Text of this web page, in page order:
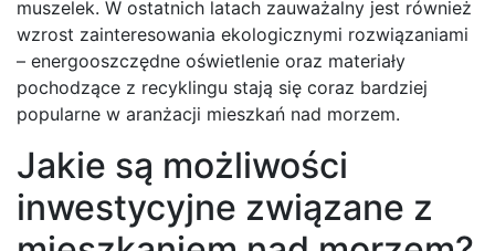
muszelek. W ostatnich latach zauważalny jest również
wzrost zainteresowania ekologicznymi rozwiązaniami
– energooszczędne oświetlenie oraz materiały
pochodzące z recyklingu stają się coraz bardziej
popularne w aranżacji mieszkań nad morzem.
Jakie są możliwości
inwestycyjne związane z